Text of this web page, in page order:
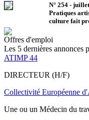
N° 254 -
Pratiques
culture fait
Offres d'emploi
Les 5 dernières annonces
ATIMP 44
DIRECTEUR (H/F)
Collectivité Européenne
Une ou un Médecin du